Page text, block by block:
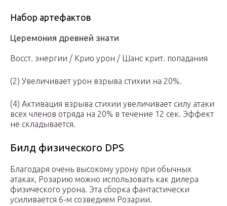
Набор артефактов
Церемония древней знати
Восст. энергии / Крио урон / Шанс крит. попадания
(2) Увеличивает урон взрыва стихии на 20%.
(4) Активация взрыва стихии увеличивает силу атаки
всех членов отряда на 20% в течение 12 сек. Эффект
не складывается.
Билд физического DPS
Благодаря очень высокому урону при обычных
атаках, Розарию можно использовать как дилера
физического урона. Эта сборка фантастически
усиливается 6-м созведием Розарии.